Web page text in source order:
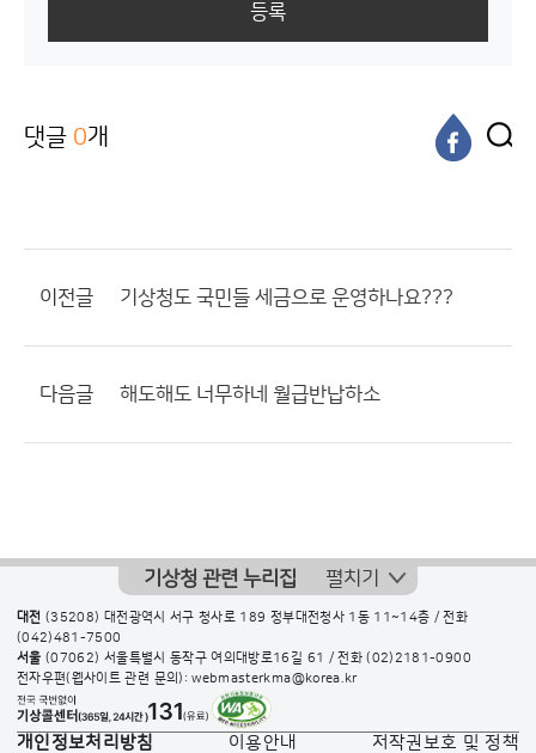
등록
댓글 0개
이전글 기상청도 국민들 세금으로 운영하나요???
다음글 해도해도 너무하네 월급반납하소
기상청 관련 누리집 펼치기
대전 (35208) 대전광역시 서구 청사로 189 정부대전청사 1동 11~14층 / 전화
(042)481-7500
서울 (07062) 서울특별시 동작구 여의대방로16길 61 / 전화(02)2181-0900
전자우편(웹사이트 관련 문의): webmasterkma@korea.kr
개인정보처리방침 이용안내 저작권보호 및 정책